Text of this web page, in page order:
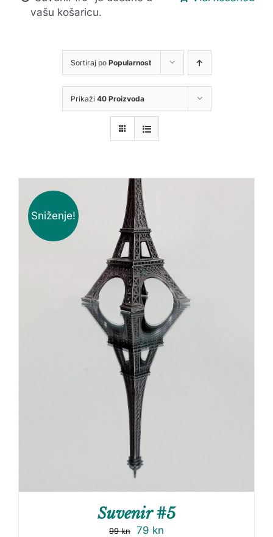
vašu košaricu.
Sortiraj po Popularnost
Prikaži 40 Proizvoda
Sniženje!
Suvenir #5
99kn 79 kn